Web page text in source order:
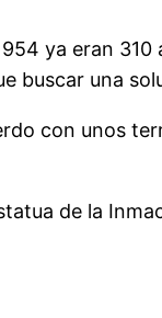
ya eran
buscar una
con unos
de la